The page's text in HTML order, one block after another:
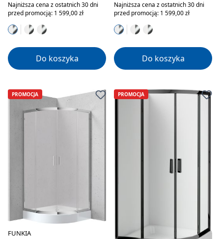
Najniższa cena z ostatnich 30 dni
przed promocją: 1 599,00 zł
Do koszyka
Najniższa cena z ostatnich 30 dni
przed promocją: 1 599,00 zł
Do koszyka
PROMOCJA
FUNKIA
PROMOCJA